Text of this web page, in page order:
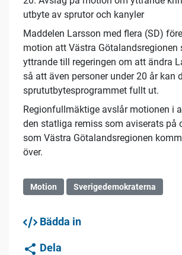
utbyte av sprutor och kanyler
Maddelen Larsson med flera (SD)
motion att Västra Götalandsregionen
yttrande till regeringen om att ändra
så att även personer under 20 år kan
sprututbytesprogrammet fullt ut.
Regionfullmäktige avslår motionen i
den statliga remiss som aviserats på
som Västra Götalandsregionen
över.
Motion Sverigedemokraterna
Bädda in
Dela